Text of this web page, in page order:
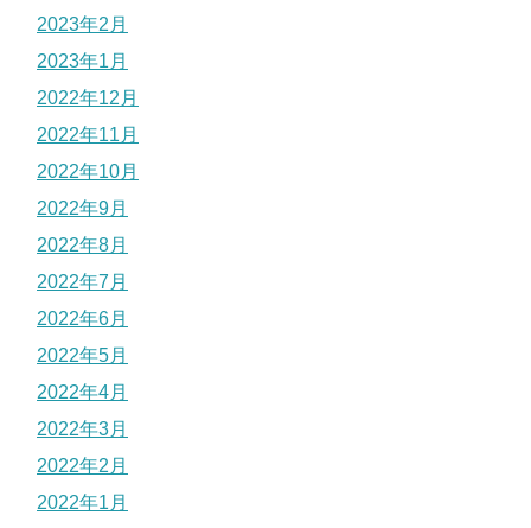
2023年2月
2023年1月
2022年12月
2022年11月
2022年10月
2022年9月
2022年8月
2022年7月
2022年6月
2022年5月
2022年4月
2022年3月
2022年2月
2022年1月